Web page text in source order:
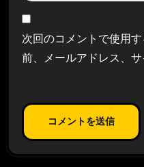
次回のコメントで使用
前、メールアドレス、サ